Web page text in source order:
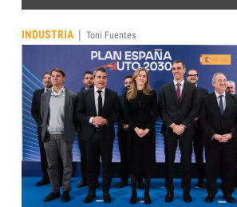
INDUSTRIA | Toni Fuentes